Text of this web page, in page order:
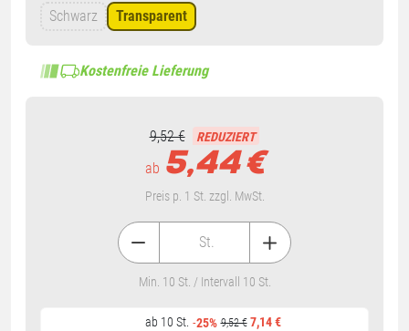
Schwarz Transparent
Kostenfreie Lieferung
9,52 € REDUZIERT
ab 5,44 €
Preis p. 1 St. zzgl. MwSt.
ab 10 St. -25% 9,52 € 7,14 €
St.
Min. 10 St. / Intervall 10 St.